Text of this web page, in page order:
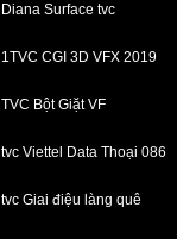
Diana Surface tvc
1TVC CGI 3D VFX 2019
TVC Bột Giặt VF
tvc Viettel Data Thoại 086
tvc Giai điệu làng quê